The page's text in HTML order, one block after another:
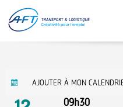
contenu
principal
AJOUTER À MON
09h30